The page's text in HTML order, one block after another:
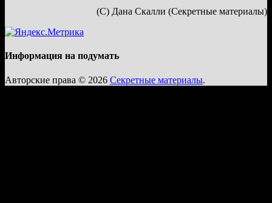
(С) Дана Скалли (Секретные материалы)
Информация на подумать
Авторские права © 2026 Секретные материалы.